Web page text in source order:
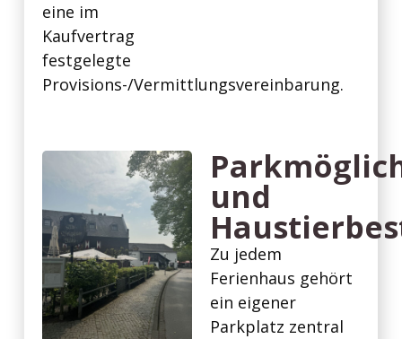
eine im
Kaufvertrag
festgelegte
Provisions-/Vermittlungsvereinbarung.
und
Zu jedem
Ferienhaus gehört
ein eigener
Parkplatz zentral